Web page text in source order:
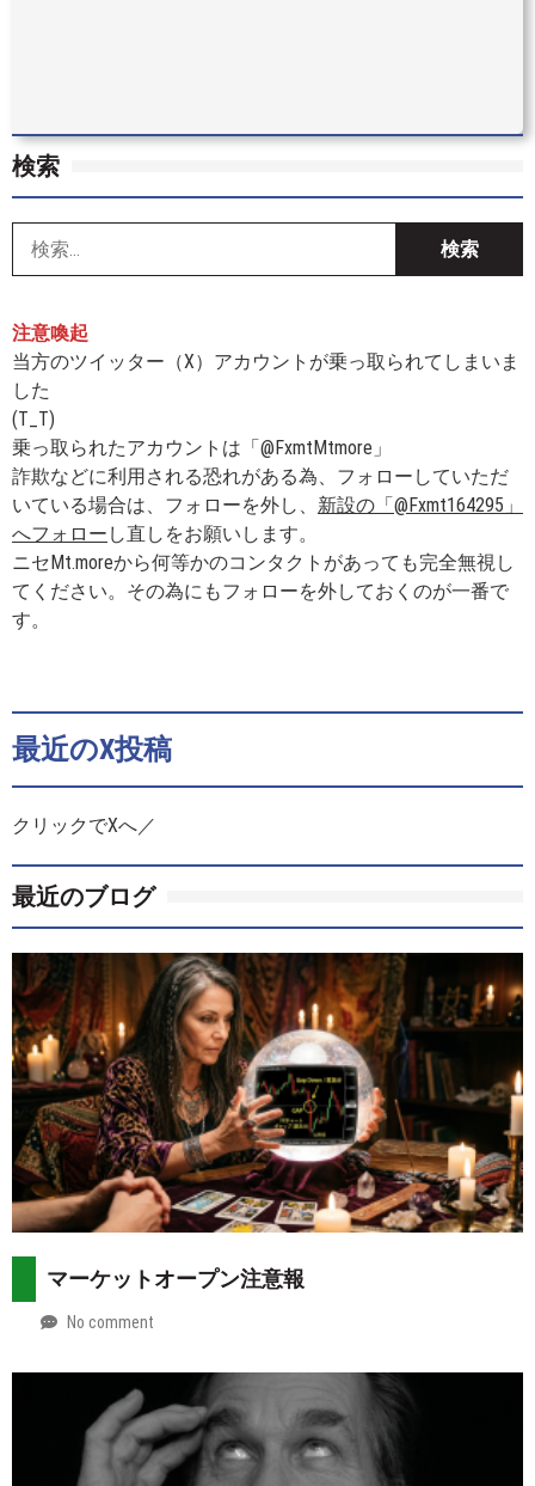
検索
注意喚起
当方のツイッター（X）アカウントが乗っ取られてしまいま
した
(T_T)
乗っ取られたアカウントは「@FxmtMtmore」
詐欺などに利用される恐れがある為、フォローしていただ
いている場合は、フォローを外し、 新設の「@Fxmt164295」
へフォロー し直しをお願いします。
ニセMt.moreから何等かのコンタクトがあっても完全無視し
てください。その為にもフォローを外しておくのが一番で
す。
最近のX投稿
クリックでXへ／
最近のブログ
マーケットオープン注意報
by
No comment